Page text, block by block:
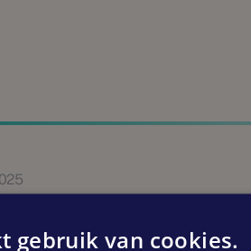
aan bovenstaande planning
gebruik van cookies.